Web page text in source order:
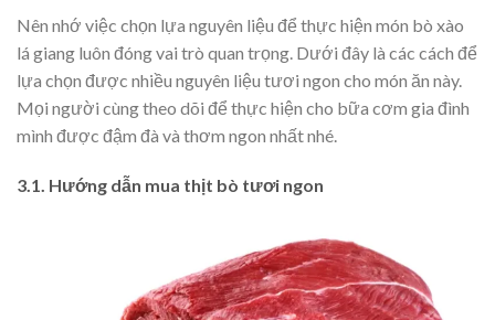
Nên nhớ việc chọn lựa nguyên liệu để thực hiện món bò xào
lá giang luôn đóng vai trò quan trọng. Dưới đây là các cách để
lựa chọn được nhiều nguyên liệu tươi ngon cho món ăn này.
Mọi người cùng theo dõi để thực hiện cho bữa cơm gia đình
mình được đậm đà và thơm ngon nhất nhé.
3.1. Hướng dẫn mua thịt bò tươi ngon